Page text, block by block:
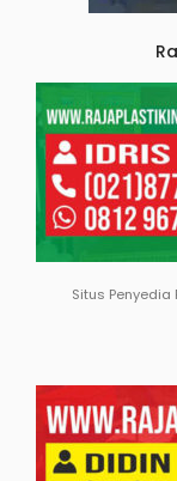
Situs Penyedia